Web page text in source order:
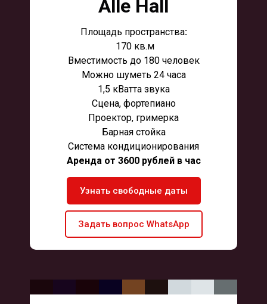
Alle Hall
Площадь пространства:
170 кв.м
Вместимость до 180 человек
Можно шуметь 24 часа
1,5 кВатта звука
Сцена, фортепиано
Проектор, гримерка
Барная стойка
Система кондиционирования
Аренда от 3600 рублей в час
Узнать свободные даты
Задать вопрос WhatsApp